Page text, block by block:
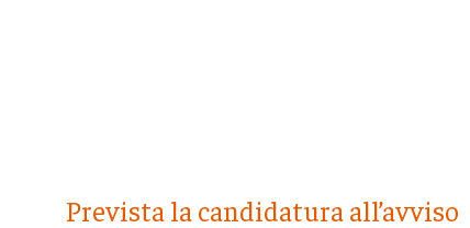
Prevista la candidatura all’avviso